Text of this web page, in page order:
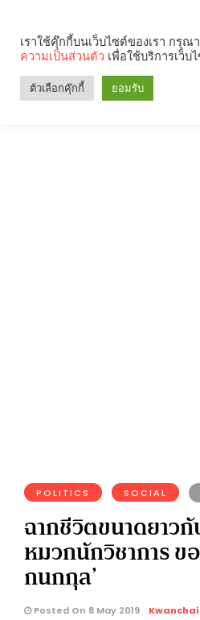
POLITICS SOCIAL
ฉากชีวิตขนาดยาว
หมวกนักวิชาการ ข
กนกกุล’
Posted On 8 May 2019
เราใช้คุ๊กกี้บนเว็บไซต์ของเรา กรุ
ความเป็นส่วนตัว เพื่อใช้บริการเว็บ
ตัวเลือกคุ๊กกี้ ยอมรับ